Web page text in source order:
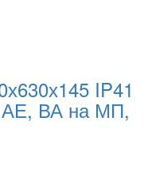
IP41
АЕ, ВА на МП,